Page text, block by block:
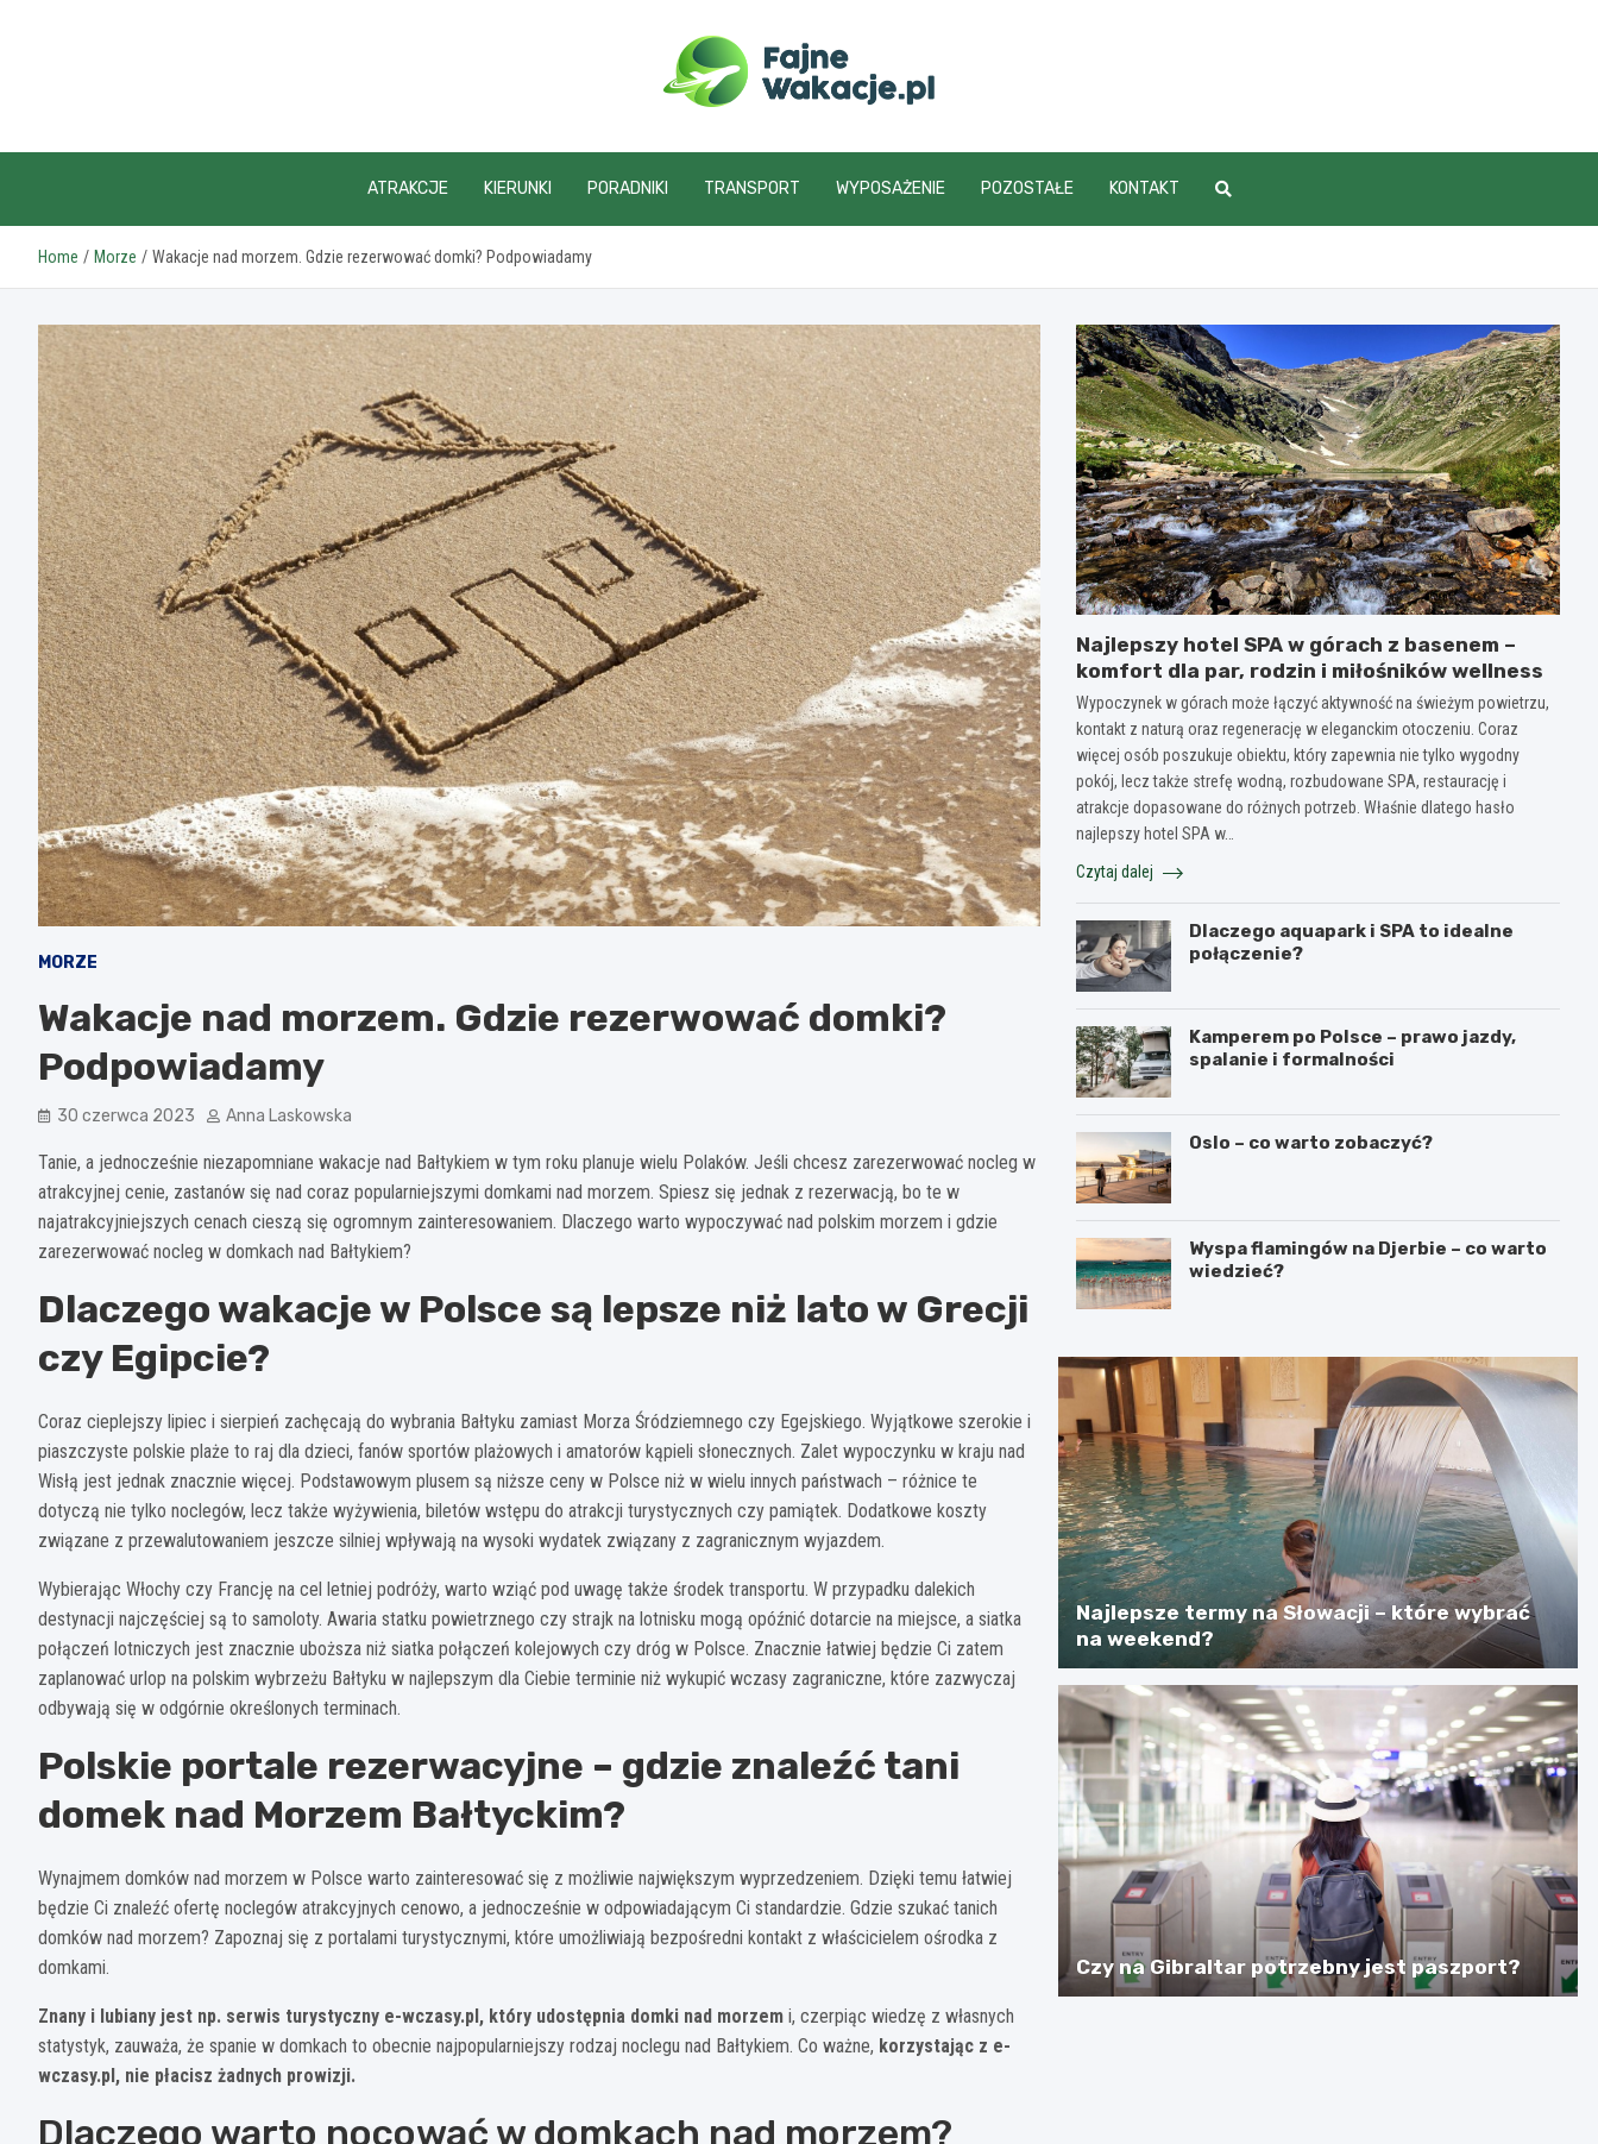
fajnewakacje.pl
ATRAKCJE KIERUNKI PORADNIKI TRANSPORT WYPOSAŻENIE POZOSTAŁE KONTAKT
Home Morze Wakacje nad morzem. Gdzie rezerwować domki? Podpowiadamy
MORZE
Wakacje nad morzem. Gdzie rezerwować domki?
Podpowiadamy
30 czerwca 2023 Anna Laskowska
Tanie, a jednocześnie niezapomniane wakacje nad Bałtykiem w tym roku planuje wielu Polaków. Jeśli chcesz zarezerwować nocleg w
atrakcyjnej cenie, zastanów się nad coraz popularniejszymi domkami nad morzem. Spiesz się jednak z rezerwacją, bo te w
najatrakcyjniejszych cenach cieszą się ogromnym zainteresowaniem. Dlaczego warto wypoczywać nad polskim morzem i gdzie
zarezerwować nocleg w domkach nad Bałtykiem?
Dlaczego wakacje w Polsce są lepsze niż lato w Grecji
czy Egipcie?
Coraz cieplejszy lipiec i sierpień zachęcają do wybrania Bałtyku zamiast Morza Śródziemnego czy Egejskiego. Wyjątkowe szerokie i
piaszczyste polskie plaże to raj dla dzieci, fanów sportów plażowych i amatorów kąpieli słonecznych. Zalet wypoczynku w kraju nad
Wisłą jest jednak znacznie więcej. Podstawowym plusem są niższe ceny w Polsce niż w wielu innych państwach – różnice te
dotyczą nie tylko noclegów, lecz także wyżywienia, biletów wstępu do atrakcji turystycznych czy pamiątek. Dodatkowe koszty
związane z przewalutowaniem jeszcze silniej wpływają na wysoki wydatek związany z zagranicznym wyjazdem.
Wybierając Włochy czy Francję na cel letniej podróży, warto wziąć pod uwagę także środek transportu. W przypadku dalekich
destynacji najczęściej są to samoloty. Awaria statku powietrznego czy strajk na lotnisku mogą opóźnić dotarcie na miejsce, a siatka
połączeń lotniczych jest znacznie uboższa niż siatka połączeń kolejowych czy dróg w Polsce. Znacznie łatwiej będzie Ci zatem
zaplanować urlop na polskim wybrzeżu Bałtyku w najlepszym dla Ciebie terminie niż wykupić wczasy zagraniczne, które zazwyczaj
odbywają się w odgórnie określonych terminach.
Polskie portale rezerwacyjne – gdzie znaleźć tani
domek nad Morzem Bałtyckim?
Wynajmem domków nad morzem w Polsce warto zainteresować się z możliwie największym wyprzedzeniem. Dzięki temu łatwiej
będzie Ci znaleźć ofertę noclegów atrakcyjnych cenowo, a jednocześnie w odpowiadającym Ci standardzie. Gdzie szukać tanich
domków nad morzem? Zapoznaj się z portalami turystycznymi, które umożliwiają bezpośredni kontakt z właścicielem ośrodka z
domkami.
Znany i lubiany jest np. serwis turystyczny e-wczasy.pl, który udostępnia domki nad morzem i, czerpiąc wiedzę z własnych
statystyk, zauważa, że spanie w domkach to obecnie najpopularniejszy rodzaj noclegu nad Bałtykiem. Co ważne, korzystając z e-
wczasy.pl, nie płacisz żadnych prowizji.
Dlaczego warto nocować w domkach nad morzem?
Najlepszy hotel SPA w górach z basenem –
komfort dla par, rodzin i miłośników wellness
Wypoczynek w górach może łączyć aktywność na świeżym powietrzu,
kontakt z naturą oraz regenerację w eleganckim otoczeniu. Coraz
więcej osób poszukuje obiektu, który zapewnia nie tylko wygodny
pokój, lecz także strefę wodną, rozbudowane SPA, restaurację i
atrakcje dopasowane do różnych potrzeb. Właśnie dlatego hasło
najlepszy hotel SPA w…
Czytaj dalej
Dlaczego aquapark i SPA to idealne
połączenie?
Kamperem po Polsce – prawo jazdy,
spalanie i formalności
Oslo – co warto zobaczyć?
Wyspa flamingów na Djerbie – co warto
wiedzieć?
Najlepsze termy na Słowacji – które wybrać
na weekend?
Czy na Gibraltar potrzebny jest paszport?